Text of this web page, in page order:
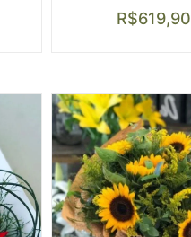
R$619,90